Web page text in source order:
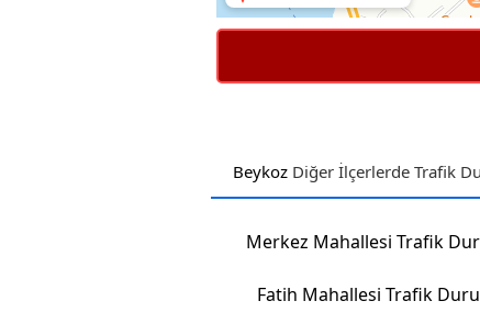
Beykoz Diğer İlçerlerde Trafik
Merkez Mahallesi Trafik
Fatih Mahallesi Trafik